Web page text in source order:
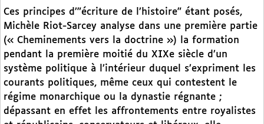
Ces principes d’"écriture de l’histoire" étant posés,
Michèle Riot-Sarcey analyse dans une première partie
(« Cheminements vers la doctrine ») la formation
pendant la première moitié du XIXe siècle d’un
système politique à l’intérieur duquel s’expriment les
courants politiques, même ceux qui contestent le
régime monarchique ou la dynastie régnante ;
dépassant en effet les affrontements entre royalistes